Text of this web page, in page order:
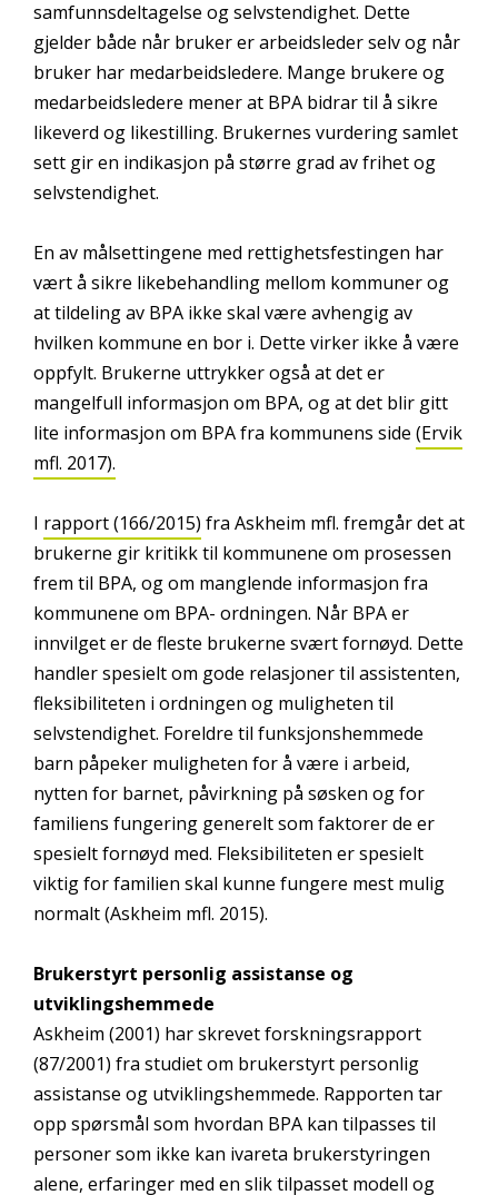
samfunnsdeltagelse og selvstendighet. Dette
gjelder både når bruker er arbeidsleder selv og når
bruker har medarbeidsledere. Mange brukere og
medarbeidsledere mener at BPA bidrar til å sikre
likeverd og likestilling. Brukernes vurdering samlet
sett gir en indikasjon på større grad av frihet og
selvstendighet.
En av målsettingene med rettighetsfestingen har
vært å sikre likebehandling mellom kommuner og
at tildeling av BPA ikke skal være avhengig av
hvilken kommune en bor i. Dette virker ikke å være
oppfylt. Brukerne uttrykker også at det er
mangelfull informasjon om BPA, og at det blir gitt
lite informasjon om BPA fra kommunens side (Ervik
mfl. 2017).
I rapport (166/2015) fra Askheim mfl. fremgår det at
brukerne gir kritikk til kommunene om prosessen
frem til BPA, og om manglende informasjon fra
kommunene om BPA- ordningen. Når BPA er
innvilget er de fleste brukerne svært fornøyd. Dette
handler spesielt om gode relasjoner til assistenten,
fleksibiliteten i ordningen og muligheten til
selvstendighet. Foreldre til funksjonshemmede
barn påpeker muligheten for å være i arbeid,
nytten for barnet, påvirkning på søsken og for
familiens fungering generelt som faktorer de er
spesielt fornøyd med. Fleksibiliteten er spesielt
viktig for familien skal kunne fungere mest mulig
normalt (Askheim mfl. 2015).
Brukerstyrt personlig assistanse og
utviklingshemmede
Askheim (2001) har skrevet forskningsrapport
(87/2001) fra studiet om brukerstyrt personlig
assistanse og utviklingshemmede. Rapporten tar
opp spørsmål som hvordan BPA kan tilpasses til
personer som ikke kan ivareta brukerstyringen
alene, erfaringer med en slik tilpasset modell og